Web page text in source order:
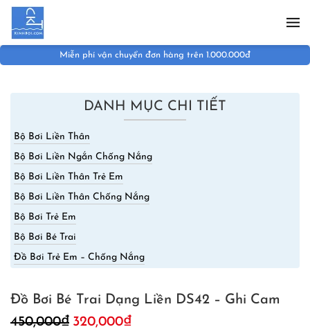
Skip to main content
Miễn phí vận chuyển đơn hàng trên 1.000.000đ
DANH MỤC CHI TIẾT
Bộ Bơi Liền Thân
Bộ Bơi Liền Ngắn Chống Nắng
Bộ Bơi Liền Thân Trẻ Em
Bộ Bơi Liền Thân Chống Nắng
Bộ Bơi Trẻ Em
Bộ Bơi Bé Trai
Đồ Bơi Trẻ Em – Chống Nắng
Đồ Bơi Bé Trai Dạng Liền DS42 – Ghi Cam
450,000₫ Giá
320,000₫Giá